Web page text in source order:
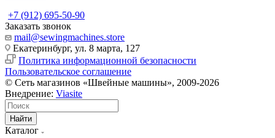
+7 (912) 695-50-90
Заказать звонок
mail@sewingmachines.store
Екатеринбург, ул. 8 марта, 127
Политика информационной безопасности
Пользовательское соглашение
© Сеть магазинов «Швейные машины», 2009-2026
Внедрение: Viasite
Найти
Каталог